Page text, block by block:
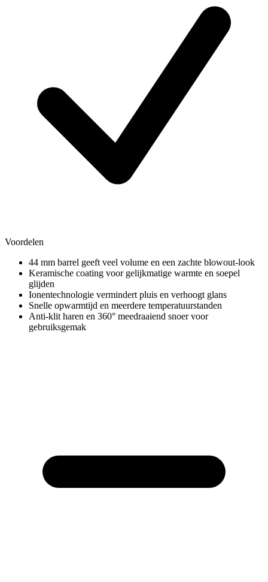
Voordelen
44 mm barrel geeft veel volume en een zachte blowout-look
Keramische coating voor gelijkmatige warmte en soepel
glijden
Ionentechnologie vermindert pluis en verhoogt glans
Snelle opwarmtijd en meerdere temperatuurstanden
Anti-klit haren en 360° meedraaiend snoer voor
gebruiksgemak